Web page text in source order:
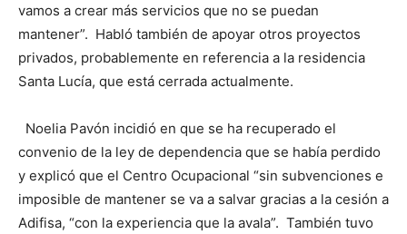
vamos a crear más servicios que no se puedan
mantener”. Habló también de apoyar otros proyectos
privados, probablemente en referencia a la residencia
Santa Lucía, que está cerrada actualmente.
Noelia Pavón incidió en que se ha recuperado el
convenio de la ley de dependencia que se había perdido
y explicó que el Centro Ocupacional “sin subvenciones e
imposible de mantener se va a salvar gracias a la cesión a
Adifisa, “con la experiencia que la avala”. También tuvo